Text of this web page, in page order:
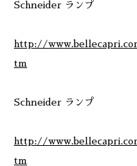
Schneider ランプ
http://
tm
Schneider ランプ
http://
tm